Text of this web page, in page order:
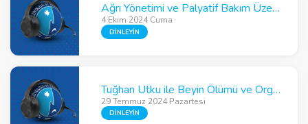
Ağrı Yönetimi ve Palyatif Bakım Üzerine Nurten İnan ile Söyleşi
4 Ekim 2024 Cuma
DİNLEYİN
Tuğhan Utku ile Beyin Ölümü ve Organ Nakli Üzerine Söyleşi
29 Temmuz 2024 Pazartesi
DİNLEYİN